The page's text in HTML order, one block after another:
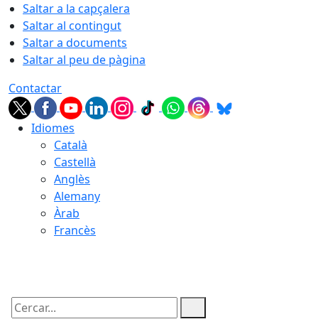
Saltar a la capçalera
Saltar al contingut
Saltar a documents
Saltar al peu de pàgina
Contactar
Idiomes
Català
Castellà
Anglès
Alemany
Àrab
Francès
Cercar: